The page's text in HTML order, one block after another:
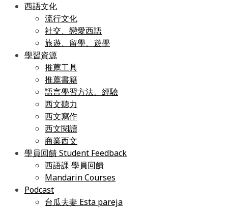
西語文化
流行文化
社交、戀愛西語
旅遊、留學、遊學
學習資源
推薦工具
推薦書籍
語言學習方法、經驗
西文聽力
西文寫作
西文閱讀
商業西文
學員回饋 Student Feedback
西語課 學員回饋
Mandarin Courses
Podcast
台瓜夫妻 Esta pareja